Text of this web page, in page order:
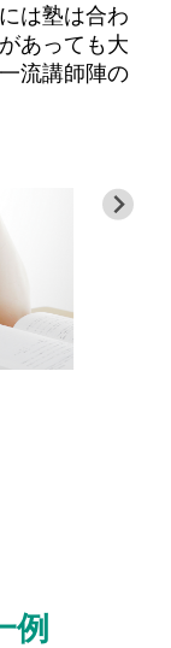
は塾は合わ
あっても大
流講師陣の
例